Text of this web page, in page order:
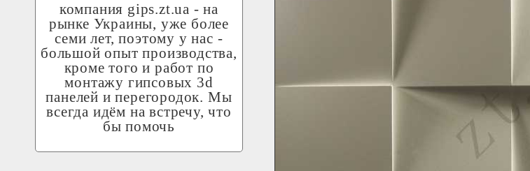
компания gips.zt.ua - на
рынке Украины, уже более
семи лет, поэтому у нас -
большой опыт производства,
кроме того и работ по
монтажу гипсовых 3d
панелей и перегородок. Мы
всегда идём на встречу, что
бы помочь